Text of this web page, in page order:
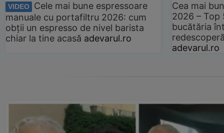
VIDEO
Cele mai bune espressoare
manuale cu portafiltru 2026: cum
obții un espresso de nivel barista
chiar la tine acasă adevarul.ro
Cea mai
2026 –
bucătăria
adevarul.ro